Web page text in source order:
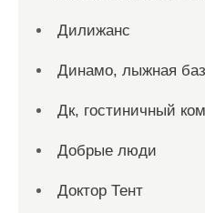
Дилижанс
Динамо, лыжная
Дк, гостиничный
Добрые люди
Доктор Тент